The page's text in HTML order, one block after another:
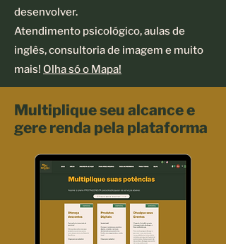
desenvolver.
Atendimento psicológico, aulas de
inglês, consultoria de imagem e muito
mais! Olha só o Mapa!
Multiplique seu alcance e
gere renda pela plataforma